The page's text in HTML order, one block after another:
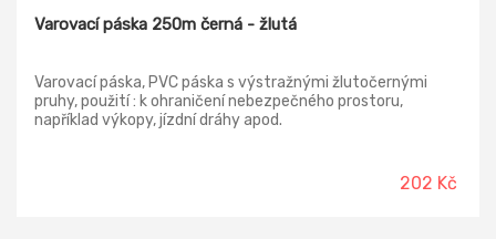
Varovací páska 250m černá - žlutá
Varovací páska, PVC páska s výstražnými žlutočernými
pruhy, použití : k ohraničení nebezpečného prostoru,
například výkopy, jízdní dráhy apod.
202 Kč